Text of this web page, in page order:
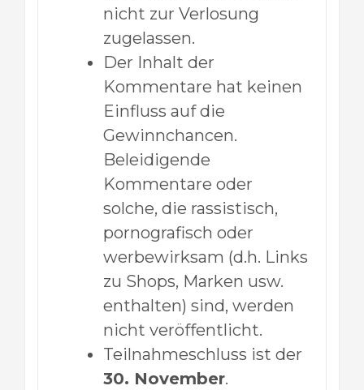
nicht zur Verlosung
zugelassen.
Der Inhalt der
Kommentare hat keinen
Einfluss auf die
Gewinnchancen.
Beleidigende
Kommentare oder
solche, die rassistisch,
pornografisch oder
werbewirksam (d.h. Links
zu Shops, Marken usw.
enthalten) sind, werden
nicht veröffentlicht.
Teilnahmeschluss ist der
30. November.